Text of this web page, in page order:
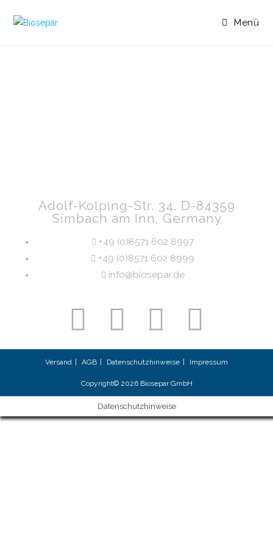
Menü
Adolf-Kolping-Str. 34, D-84359
Simbach am Inn, Germany
+49 (0)8571 602 8997
+49 (0)8571 602 8999
info@biosepar.de
Versand AGB Datenschutzhinweise Impressum
Copyright© 2026 Biosepar GmbH
Datenschutzhinweise